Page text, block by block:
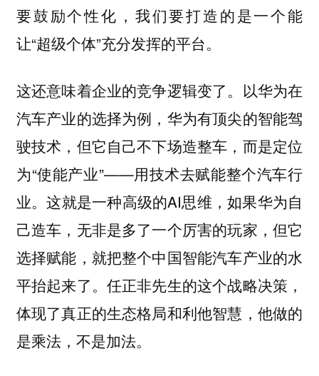
要鼓励个性化，我们要打造的是一个能
让“超级个体”充分发挥的平台。
这还意味着企业的竞争逻辑变了。以华为在
汽车产业的选择为例，华为有顶尖的智能驾
驶技术，但它自己不下场造整车，而是定位
为“使能产业”——用技术去赋能整个汽车行
业。这就是一种高级的AI思维，如果华为自
己造车，无非是多了一个厉害的玩家，但它
选择赋能，就把整个中国智能汽车产业的水
平抬起来了。任正非先生的这个战略决策，
体现了真正的生态格局和利他智慧，他做的
是乘法，不是加法。